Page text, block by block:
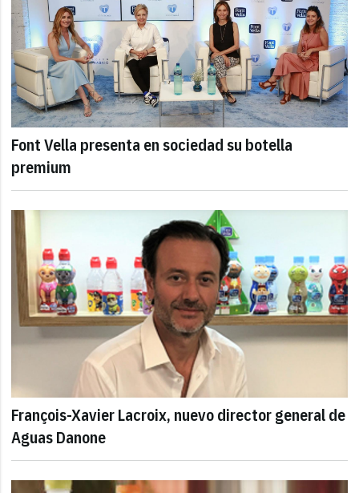
Font Vella presenta en sociedad su botella
premium
François-Xavier Lacroix, nuevo director general de
Aguas Danone